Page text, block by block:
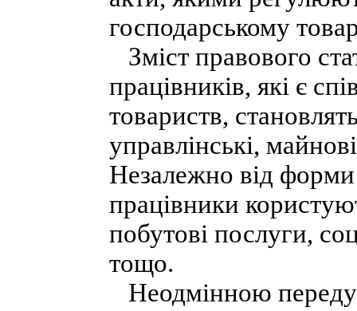
господарському
Зміст правового
працівників, які є
товариств,
управлінські,
Незалежно від форми
працівники
побутові послуги,
тощо.
Неодмінною